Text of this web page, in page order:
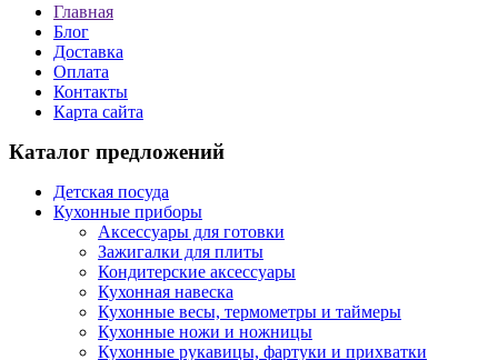
Главная
Блог
Доставка
Оплата
Контакты
Карта сайта
Каталог предложений
Детская посуда
Кухонные приборы
Аксессуары для готовки
Зажигалки для плиты
Кондитерские аксессуары
Кухонная навеска
Кухонные весы, термометры и таймеры
Кухонные ножи и ножницы
Кухонные рукавицы, фартуки и прихватки